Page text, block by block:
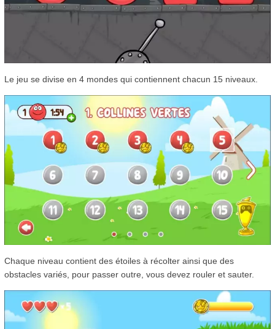
Le jeu se divise en 4 mondes qui contiennent chacun 15 niveaux.
Chaque niveau contient des étoiles à récolter ainsi que des
obstacles variés, pour passer outre, vous devez rouler et sauter.